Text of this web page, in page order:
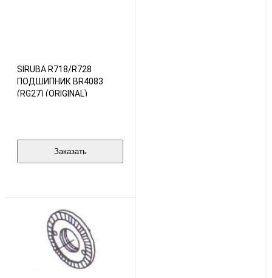
SIRUBA R718/R728
ПОДШИПНИК BR4083
(RG27) (ORIGINAL)
Заказать